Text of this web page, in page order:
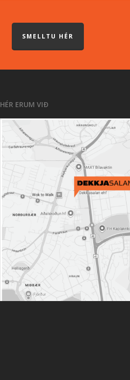
SMELLTU HÉR
HÉR ERUM VIÐ